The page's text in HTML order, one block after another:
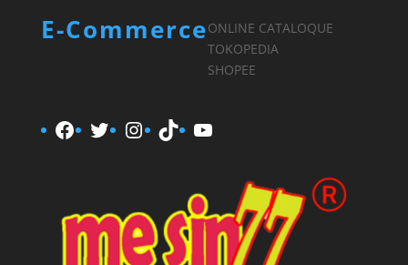
E-CommerceONLINE CATALOQUE
TOKOPEDIA
SHOPEE
Facebook
TwitterInstagram
TikTokYouTube